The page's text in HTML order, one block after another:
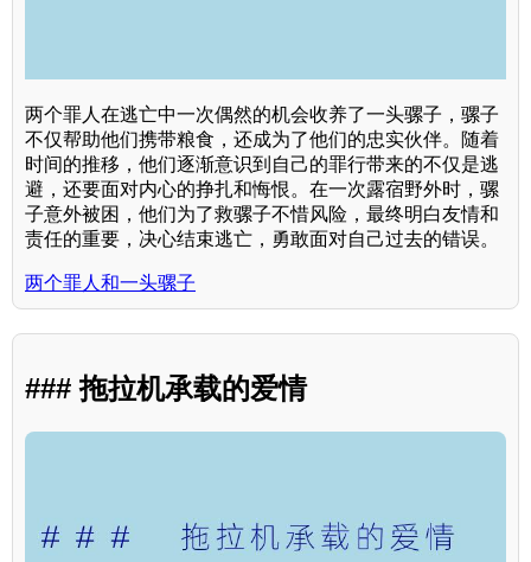
两个罪人在逃亡中一次偶然的机会收养了一头骡子，骡子
不仅帮助他们携带粮食，还成为了他们的忠实伙伴。随着
时间的推移，他们逐渐意识到自己的罪行带来的不仅是逃
避，还要面对内心的挣扎和悔恨。在一次露宿野外时，骡
子意外被困，他们为了救骡子不惜风险，最终明白友情和
责任的重要，决心结束逃亡，勇敢面对自己过去的错误。
两个罪人和一头骡子
### 拖拉机承载的爱情